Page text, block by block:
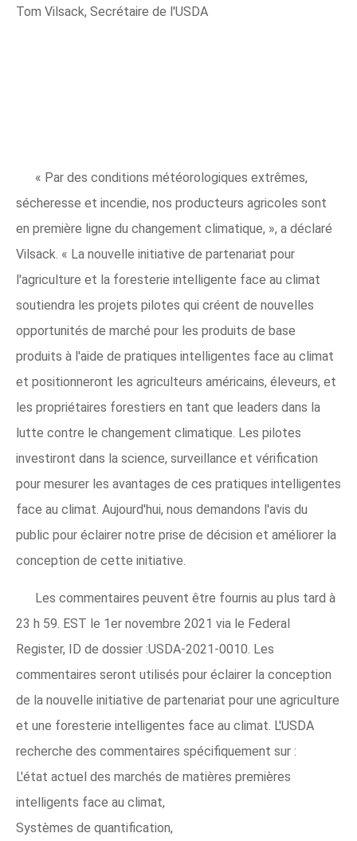
Tom Vilsack, Secrétaire de l'USDA
« Par des conditions météorologiques extrêmes,
sécheresse et incendie, nos producteurs agricoles sont
en première ligne du changement climatique, », a déclaré
Vilsack. « La nouvelle initiative de partenariat pour
l'agriculture et la foresterie intelligente face au climat
soutiendra les projets pilotes qui créent de nouvelles
opportunités de marché pour les produits de base
produits à l'aide de pratiques intelligentes face au climat
et positionneront les agriculteurs américains, éleveurs, et
les propriétaires forestiers en tant que leaders dans la
lutte contre le changement climatique. Les pilotes
investiront dans la science, surveillance et vérification
pour mesurer les avantages de ces pratiques intelligentes
face au climat. Aujourd'hui, nous demandons l'avis du
public pour éclairer notre prise de décision et améliorer la
conception de cette initiative.
Les commentaires peuvent être fournis au plus tard à
23 h 59. EST le 1er novembre 2021 via le Federal
Register, ID de dossier :USDA-2021-0010. Les
commentaires seront utilisés pour éclairer la conception
de la nouvelle initiative de partenariat pour une agriculture
et une foresterie intelligentes face au climat. L'USDA
recherche des commentaires spécifiquement sur :
L'état actuel des marchés de matières premières
intelligents face au climat,
Systèmes de quantification,